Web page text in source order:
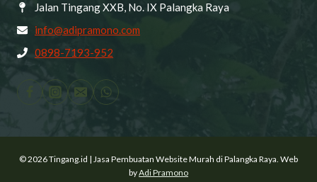
Jalan Tingang XXB, No. IX Palangka Raya
info@adipramono.com
0898-7193-952
© 2026 Tingang.id | Jasa Pembuatan Website Murah di Palangka Raya. Web
byAdi Pramono